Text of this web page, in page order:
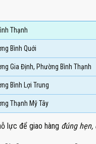
Thạnh
Bình Quới
Gia Định, Phường Bình Thạnh
Bình Lợi Trung
Thạnh Mỹ Tây
lực để giao hàng đúng